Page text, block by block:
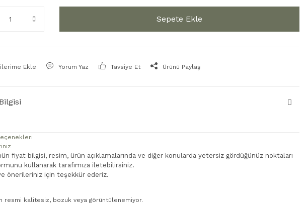
Sepete Ekle
Yorum Yaz Tavsiye Et Ürünü Paylaş
fiyat bilgisi, resim, ürün açıklamalarında ve diğer konularda yetersiz gördüğünüz noktaları
kullanarak tarafımıza iletebilirsiniz.
önerileriniz için teşekkür ederiz.
resmi kalitesiz, bozuk veya görüntülenemiyor.